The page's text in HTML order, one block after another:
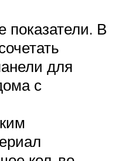
показатели. В
для
с